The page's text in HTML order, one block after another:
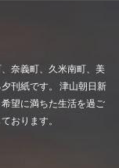
奈義町、久米南町、美
刊紙です。 津山朝日新
望に満ちた生活を過ご
おります。